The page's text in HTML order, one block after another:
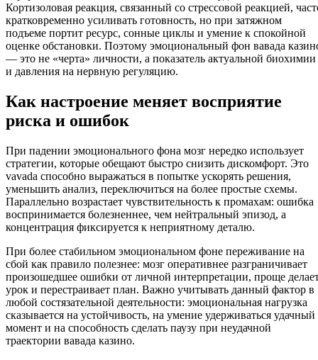
Кортизоловая реакция, связанный со стрессовой реакцией,
кратковременно усиливать готовность, но при затяжном
подъеме портит ресурс, сонные циклы и умение к спокойной
оценке обстановки. Поэтому эмоциональный фон вавада
— это не «черта» личности, а показатель актуальной биохимии
и давления на нервную регуляцию.
Как настроение меняет восприятие
риска и ошибок
При падении эмоционального фона мозг нередко использует
стратегии, которые обещают быстро снизить дискомфорт. Это
vavada способно выражаться в попытке ускорять решения,
уменьшить анализ, переключиться на более простые схемы.
Параллельно возрастает чувствительность к промахам: ошибка
воспринимается болезненнее, чем нейтральный эпизод, а
концентрация фиксируется к неприятному деталю.
При более стабильном эмоциональном фоне переживание на
сбой как правило полезнее: мозг оперативнее разграничивает
произошедшее ошибки от личной интерпретации, проще
урок и перестраивает план. Важно учитывать данный фактор в
любой состязательной деятельности: эмоциональная нагрузка
сказывается на устойчивость, на умение удерживаться удачный
момент и на способность сделать паузу при неудачной
траектории вавада казино.